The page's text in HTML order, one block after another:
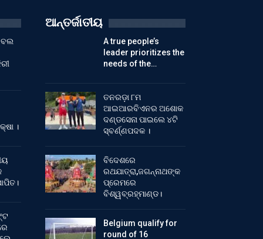
।
ଆନ୍ତର୍ଜାତୀୟ
A true people’s
leader prioritizes the
needs of the…
ତନରଡ଼ା ୮ମ
ଆଇଆରବିଏନର ଅଶୋକ
ଦଣ୍ଡସେନା ପାଇଲେ ୪ଟି
ସ୍ବର୍ଣ୍ଣପଦକ ।
ବିଦେଶରେ
ରଥଯାତ୍ରା,ଜଗନ୍ନାଥଙ୍କ
ପ୍ରେମରେ
ବିଶ୍ୱବ୍ରହ୍ମାଣ୍ଡ।
Belgium qualify for
round of 16